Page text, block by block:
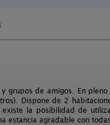
de amigos. En
Dispone de 2
la posibilidad de
agradable con